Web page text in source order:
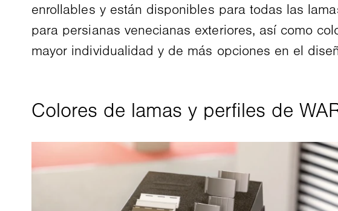
enrollables y están disponibles para todas las
para persianas venecianas exteriores, así como
mayor individualidad y de más opciones en el